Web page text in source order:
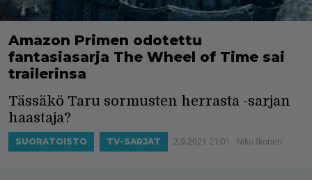
Amazon Primen odotettu
fantasiasarja The Wheel of Time sai
trailerinsa
Tässäkö Taru sormusten herrasta -sarjan
haastaja?
SUORATOISTO TV-SARJAT 2.9.2021 21:01 Niko Ikonen